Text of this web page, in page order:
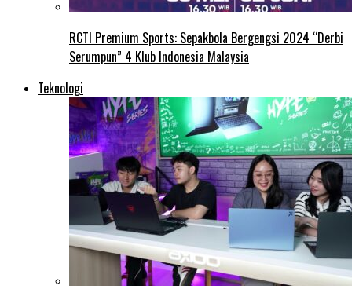
RCTI Premium Sports: Sepakbola Bergengsi 2024 “Derbi
Serumpun” 4 Klub Indonesia Malaysia
Teknologi